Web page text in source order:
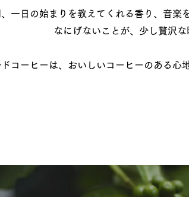
一日の始まりを教えてくれる香り、音楽
なにげないことが、少し贅沢な
コーヒーは、おいしいコーヒーのある心